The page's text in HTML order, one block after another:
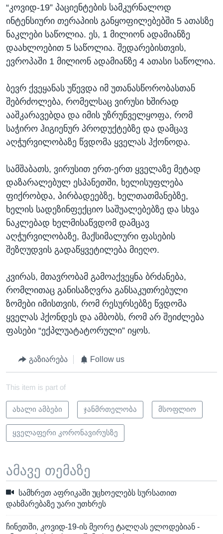
“კოვიდ-19” პაციენტების სამკურნალოდ
ინტენსიური თერაპიის განყოფილებებში 5 ათასზე
ნაკლები საწოლია. ეს, 1 მილიონ ადამიანზე
დაახლოებით 5 საწოლია. შედარებისთვის,
ევროპაში 1 მილიონ ადამიანზე 4 ათასი საწოლია.
ბევრ ქვეყანას უწევდა იმ უთანასწორობასთან
შებრძოლება, რომელსაც ვირუსი ხშირად
ააშკარავებდა და იმის უზრუნველყოფა, რომ
საჭირო ჰიგიენურ პროდუქტებზე და დამცავ
აღჭურვილობაზე წვდომა ყველას ჰქონოდა.
სამშაბათს, ვირუსით ერთ-ერთ ყველაზე მეტად
დაზარალებულ ესპანეთში, ხელისუფლება
ფიქრობდა, პირბადეებზე, ხელთათმანებზე,
ხელის სადეზინფექციო საშუალებებზე და სხვა
ნაკლებად ხელმისაწვდომ დამცავ
აღჭურვილობაზე, მაქსიმალური ფასების
შეზღუდვის გადაწყვეტილება მიეღო.
კვირას, მთავრობამ გამოაქვეყნა ბრძანება,
რომლითაც განისაზღვრა განსაკუთრებული
ზომები იმისთვის, რომ რესურსებზე წვდომა
ყველას ჰქონდეს და ამბობს, რომ არ შეიძლება
ფასები “ექპლუატატორული” იყოს.
გაზიარება Follow us
This item is part of
ახალი ამბები ჯანმრთელობა მსოფლიო
ყველაფერი კორონავირუსზე
ამავე თემაზე
სამხრეთ აფრიკაში უცხოელებს სურსათით
დახმარებაზე უარი უთხრეს
ჩინეთში, კოვიდ-19-ის მეორე ტალღას ელოდებიან -